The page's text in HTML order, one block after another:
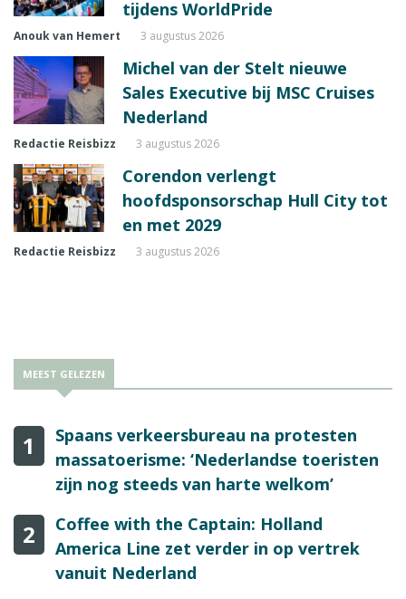
tijdens WorldPride
Anouk van Hemert 3 augustus 2026
Michel van der Stelt nieuwe
Sales Executive bij MSC Cruises
Nederland
Redactie Reisbizz 3 augustus 2026
Corendon verlengt
hoofdsponsorschap Hull City tot
en met 2029
Redactie Reisbizz 3 augustus 2026
MEEST GELEZEN
1
Spaans verkeersbureau na protesten
massatoerisme: ‘Nederlandse toeristen
zijn nog steeds van harte welkom’
2
Coffee with the Captain: Holland
America Line zet verder in op vertrek
vanuit Nederland